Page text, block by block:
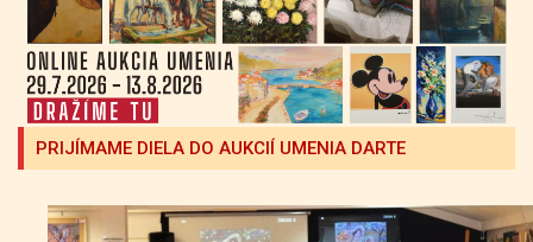
PRIJÍMAME DIELA DO AUKCIÍ UMENIA DARTE